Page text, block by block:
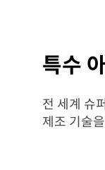
특수
전 세계 슈
제조 기술